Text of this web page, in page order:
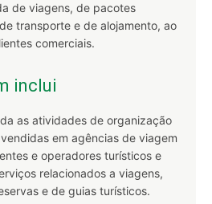
de viagens, de pacotes
transporte e de alojamento, ao
comerciais.
inclui
as atividades de organização
em agências de viagem
e operadores turísticos e
relacionados a viagens,
e de guias turísticos.